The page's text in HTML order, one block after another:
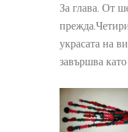
За глава. От
украсата на
завършва